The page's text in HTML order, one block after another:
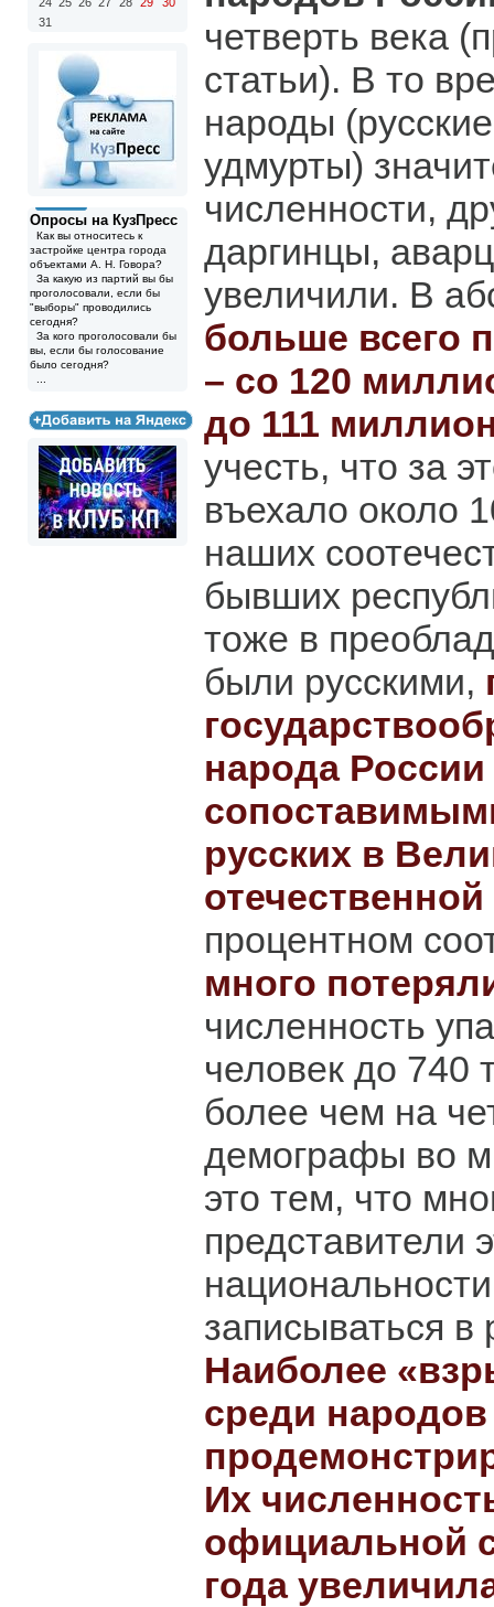
31
Опросы на КузПресс
Как вы относитесь к
застройке центра города
объектами А. Н. Говора?
За какую из партий вы бы
проголосовали, если бы
"выборы" проводились
сегодня?
За кого проголосовали бы
вы, если бы голосование
было сегодня?
четверть века
статьи). В то
народы
удмурты)
численности,
даргинцы,
увеличили. В
больше всего
– со 120
до 111
учесть, что за
въехало около
наших
бывших
тоже в
были русскими,
народа России
русских в
процентном
много
численность
человек до 740
более чем на
демографы во
это тем, что
представители
записываться в
Наиболее
среди
Их
официальной
года